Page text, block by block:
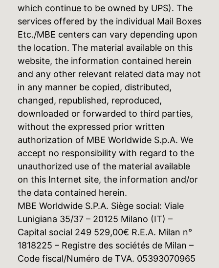
which continue to be owned by UPS). The
services offered by the individual Mail Boxes
Etc./MBE centers can vary depending upon
the location. The material available on this
website, the information contained herein
and any other relevant related data may not
in any manner be copied, distributed,
changed, republished, reproduced,
downloaded or forwarded to third parties,
without the expressed prior written
authorization of MBE Worldwide S.p.A. We
accept no responsibility with regard to the
unauthorized use of the material available
on this Internet site, the information and/or
the data contained herein.
MBE Worldwide S.P.A. Siège social: Viale
Lunigiana 35/37 – 20125 Milano (IT) –
Capital social 249 529,00€ R.E.A. Milan n°
1818225 – Registre des sociétés de Milan –
Code fiscal/Numéro de TVA. 05393070965